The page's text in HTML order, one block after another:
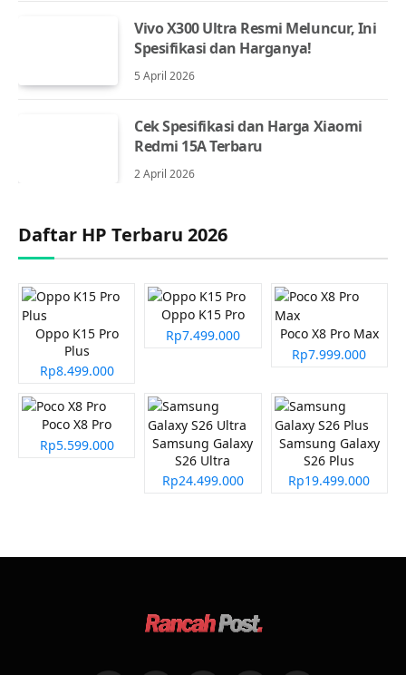
Vivo X300 Ultra Resmi Meluncur, Ini
Spesifikasi dan Harganya!
5 April 2026
Cek Spesifikasi dan Harga Xiaomi
Redmi 15A Terbaru
2 April 2026
Daftar HP Terbaru 2026
Oppo K15 Pro
Plus
Rp8.499.000
Oppo K15 Pro
Rp7.499.000
Poco X8 Pro Max
Rp7.999.000
Poco X8 Pro
Rp5.599.000
Samsung Galaxy
S26 Ultra
Rp24.499.000
Samsung Galaxy
S26 Plus
Rp19.499.000